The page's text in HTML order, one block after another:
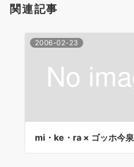
ン
関連記事
2006-02-23
mi・ke・ra × ゴッホ今泉